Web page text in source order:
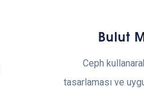
Bulut
Ceph
tasarlaması ve